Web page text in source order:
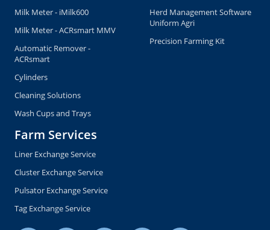
Milk Meter - iMilk600
Milk Meter - ACRsmart MMV
Automatic Remover -
ACRsmart
Cylinders
Cleaning Solutions
Wash Cups and Trays
Herd Management Software
Uniform Agri
Precision Farming Kit
Farm Services
Liner Exchange Service
Cluster Exchange Service
Pulsator Exchange Service
Tag Exchange Service